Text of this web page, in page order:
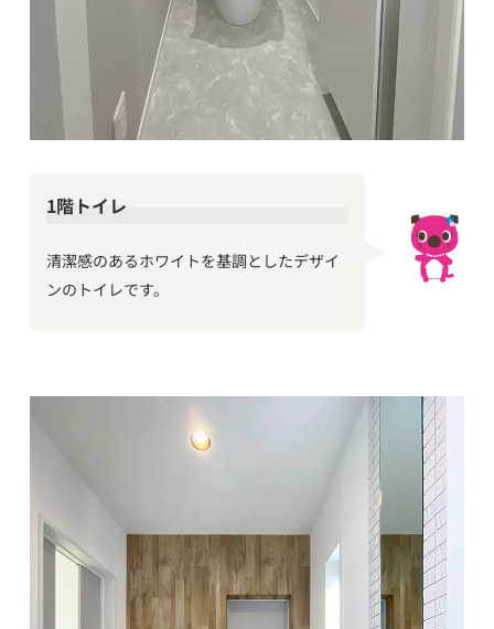
1階トイレ
清潔感のあるホワイトを基調としたデザイ
ンのトイレです。